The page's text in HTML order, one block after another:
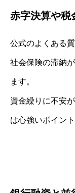
赤字決算や税
公式のよくある
社会保険の滞納
ます。
資金繰りに不安
は心強いポイント